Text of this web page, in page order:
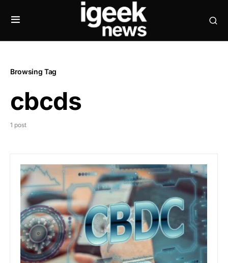
Browsing Tag
cbcds
1 post